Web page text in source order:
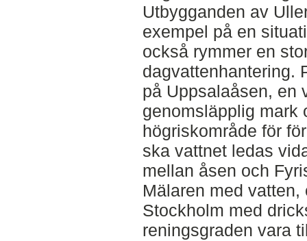
Utbygganden av
exempel på en
också rymmer en
dagvattenhantering.
på Uppsalaåsen, en
genomsläpplig mark
högriskområde för
ska vattnet ledas
mellan åsen och
Mälaren med
Stockholm med
reningsgraden vara